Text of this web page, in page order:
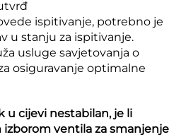
ispitivanje, potrebno je
u stanju za ispitivanje.
usluge savjetovanja o
osiguravanje optimalne
u cijevi nestabilan, je li
ventila za smanjenje